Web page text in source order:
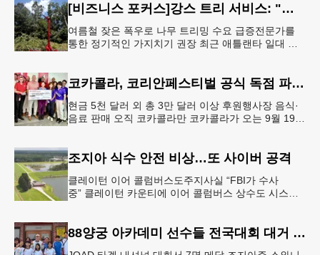
[비즈니스 포커스]강스 트리 서비스: "강풍에 부러질라"… 여름철 주택가 수목 관리 '비상'
여름철 잦은 폭우로 나무 트리밍 수요 급증전문가를
통한 정기적인 가지치기 권장 최근 애틀랜타 일대 주
코카콜라, 코리안페스티벌 공식 독점 파트너 참여
현금 5천 달러 외 총 3만 달러 이상 후원행사장 음식·
음료 판매 오직 코카콜라만 코카콜라가 오는 9월 19-
조지아 식수 안전 비상…또 사이버 공격
클레이턴 이어 콜럼버스도주지사실 “FBI가 수사
중” 클레이턴 카운티에 이어 콜럼버스 상수도 시스템
88양궁 아카데미 선수들 전국대회 대거 입상